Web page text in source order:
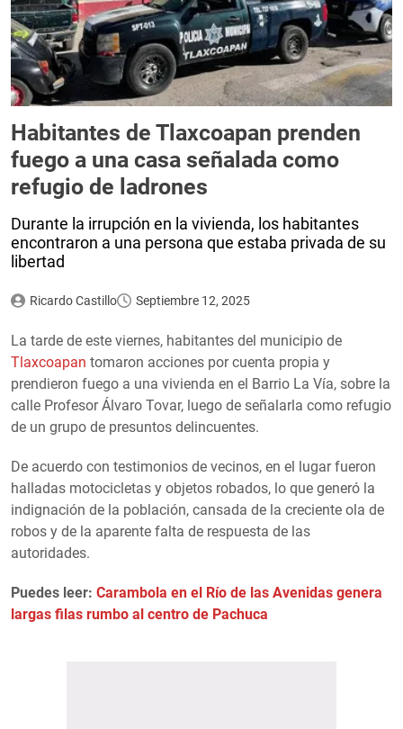
Habitantes de Tlaxcoapan prenden
fuego a una casa señalada como
refugio de ladrones
Durante la irrupción en la vivienda, los habitantes
encontraron a una persona que estaba privada de su
libertad
Ricardo Castillo Septiembre 12, 2025
La tarde de este viernes, habitantes del municipio de
Tlaxcoapan tomaron acciones por cuenta propia y
prendieron fuego a una vivienda en el Barrio La Vía, sobre la
calle Profesor Álvaro Tovar, luego de señalarla como refugio
de un grupo de presuntos delincuentes.
De acuerdo con testimonios de vecinos, en el lugar fueron
halladas motocicletas y objetos robados, lo que generó la
indignación de la población, cansada de la creciente ola de
robos y de la aparente falta de respuesta de las
autoridades.
Puedes leer: Carambola en el Río de las Avenidas genera
largas filas rumbo al centro de Pachuca